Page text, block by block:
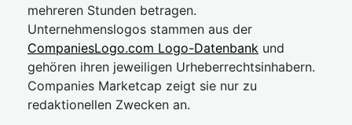
mehreren Stunden betragen.
Unternehmenslogos stammen aus der
CompaniesLogo.com Logo-Datenbank und
gehören ihren jeweiligen Urheberrechtsinhabern.
Companies Marketcap zeigt sie nur zu
redaktionellen Zwecken an.